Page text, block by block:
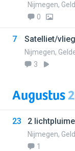
Nijmegen,
0
7 Satelliet/
Nijmegen,
3
Augustus
23 2
Nijmegen,
1